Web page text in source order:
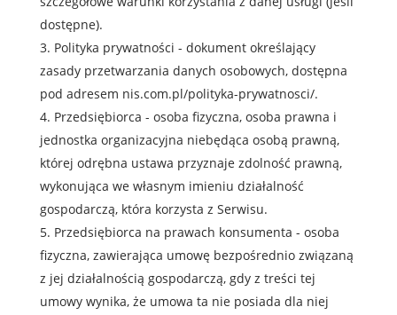
dostępne).
Polityka prywatności - dokument określający
zasady przetwarzania danych osobowych, dostępna
pod adresem nis.com.pl/polityka-prywatnosci/.
Przedsiębiorca - osoba fizyczna, osoba prawna i
jednostka organizacyjna niebędąca osobą prawną,
której odrębna ustawa przyznaje zdolność prawną,
wykonująca we własnym imieniu działalność
gospodarczą, która korzysta z Serwisu.
Przedsiębiorca na prawach konsumenta - osoba
fizyczna, zawierająca umowę bezpośrednio związaną
z jej działalnością gospodarczą, gdy z treści tej
umowy wynika, że umowa ta nie posiada dla niej